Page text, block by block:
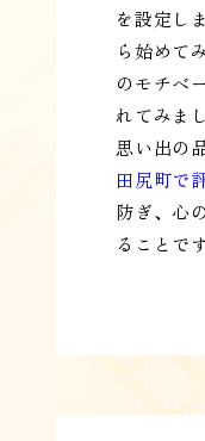
を設定し
ら始めて
のモチベ
れてみま
思い出の
田尻町で
防ぎ、心
ることです